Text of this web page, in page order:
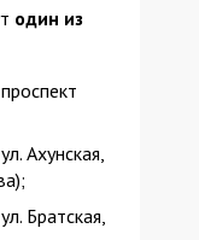
один из
Ахунская,
Братская,